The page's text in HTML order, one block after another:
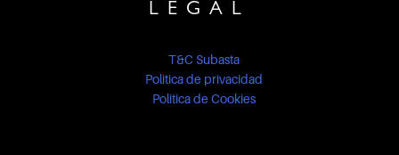
LEGAL
T&C Subasta
Politica de privacidad
Politica de Cookies